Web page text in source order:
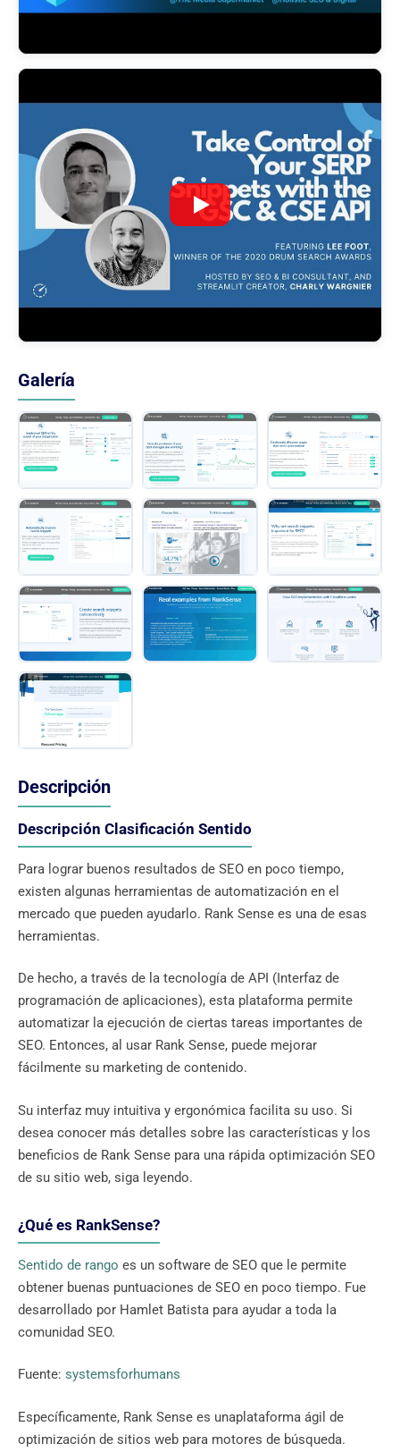
Galería
Descripción
Descripción Clasificación Sentido
Para lograr buenos resultados de SEO en poco tiempo,
existen algunas herramientas de automatización en el
mercado que pueden ayudarlo. Rank Sense es una de esas
herramientas.
De hecho, a través de la tecnología de API (Interfaz de
programación de aplicaciones), esta plataforma permite
automatizar la ejecución de ciertas tareas importantes de
SEO. Entonces, al usar Rank Sense, puede mejorar
fácilmente su marketing de contenido.
Su interfaz muy intuitiva y ergonómica facilita su uso. Si
desea conocer más detalles sobre las características y los
beneficios de Rank Sense para una rápida optimización SEO
de su sitio web, siga leyendo.
¿Qué es RankSense?
Sentido de rango es un software de SEO que le permite
obtener buenas puntuaciones de SEO en poco tiempo. Fue
desarrollado por Hamlet Batista para ayudar a toda la
comunidad SEO.
Fuente: systemsforhumans
Específicamente, Rank Sense es unaplataforma ágil de
optimización de sitios web para motores de búsqueda.